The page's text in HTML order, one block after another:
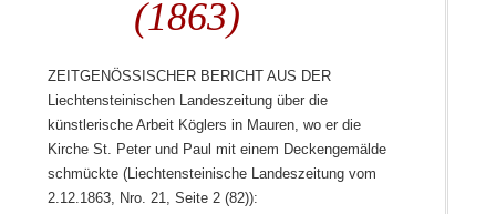
(1863)
Zeitgenössischer Bericht aus der
Liechtensteinischen Landeszeitung über die
künstlerische Arbeit Köglers in Mauren, wo er die
Kirche St. Peter und Paul mit einem Deckengemälde
schmückte (Liechtensteinische Landeszeitung vom
2.12.1863, Nro. 21, Seite 2 (82)):